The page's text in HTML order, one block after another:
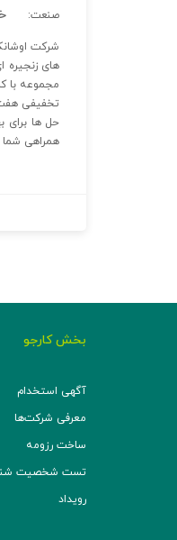
صنعت:
های زنجیره
مجموعه با
تخفیفی
حل ها برای
همراهی شما
بخش کارجو
آگهی استخدام
معرفی شرکت‌ها
ساخت رزومه
تست شخصیت
رویداد